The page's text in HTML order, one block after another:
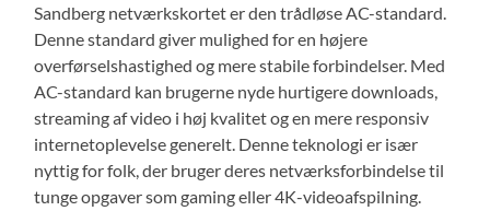
Sandberg netværkskortet er den trådløse AC-standard.
Denne standard giver mulighed for en højere
overførselshastighed og mere stabile forbindelser. Med
AC-standard kan brugerne nyde hurtigere downloads,
streaming af video i høj kvalitet og en mere responsiv
internetoplevelse generelt. Denne teknologi er især
nyttig for folk, der bruger deres netværksforbindelse til
tunge opgaver som gaming eller 4K-videoafspilning.